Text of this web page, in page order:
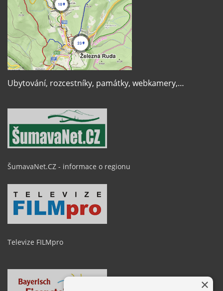
Ubytování, rozcestníky, památky, webkamery,…
ŠumavaNet.CZ - informace o regionu
Televize FILMpro
×